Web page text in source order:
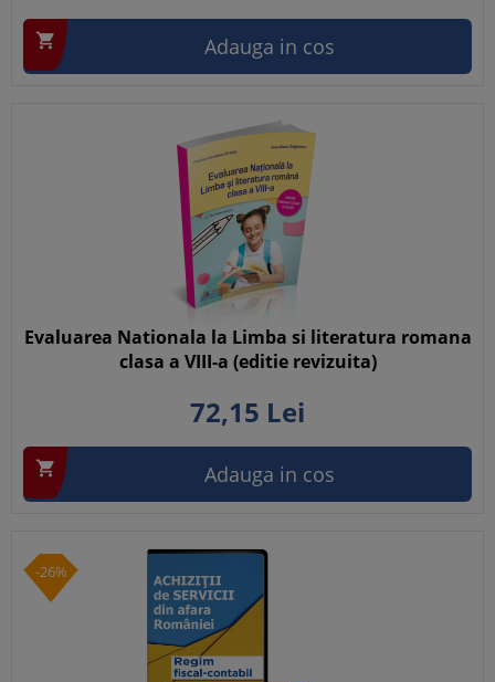
 Adauga in cos
Evaluarea Nationala la Limba si literatura romana
clasa a VIII-a (editie revizuita)
72,15 Lei
 Adauga in cos
-26%